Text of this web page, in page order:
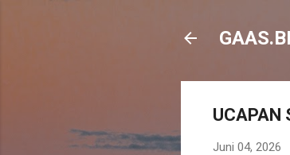
UCAPAN
Juni 04, 2026